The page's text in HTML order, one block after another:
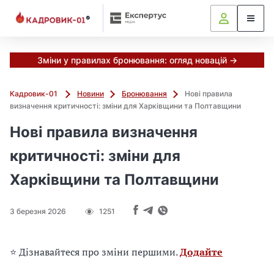
Зміни у правилах бронювання: огляд новацій →
Кадровик-01 Новини Бронювання
Нові правила
визначення критичності: зміни для Харківщини та Полтавщини
Нові правила визначення
критичності: зміни для
Харківщини та Полтавщини
3 березня 2026 1251
⭐ Дізнавайтеся про зміни першими.Додайте